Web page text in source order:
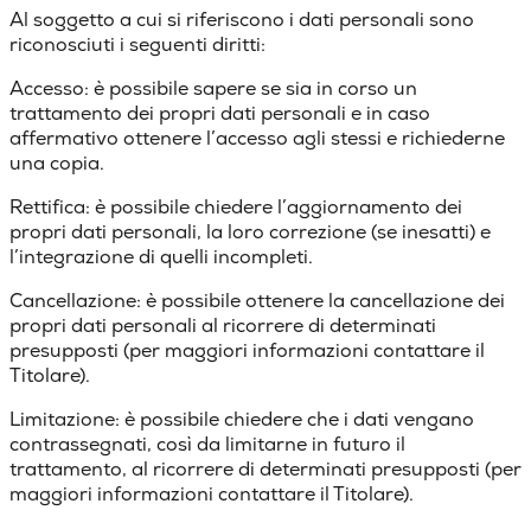
Al soggetto a cui si riferiscono i dati personali sono
riconosciuti i seguenti diritti:
Accesso: è possibile sapere se sia in corso un
trattamento dei propri dati personali e in caso
affermativo ottenere l’accesso agli stessi e richiederne
una copia.
Rettifica: è possibile chiedere l’aggiornamento dei
propri dati personali, la loro correzione (se inesatti) e
l’integrazione di quelli incompleti.
Cancellazione: è possibile ottenere la cancellazione dei
propri dati personali al ricorrere di determinati
presupposti (per maggiori informazioni contattare il
Titolare).
Limitazione: è possibile chiedere che i dati vengano
contrassegnati, così da limitarne in futuro il
trattamento, al ricorrere di determinati presupposti (per
maggiori informazioni contattare il Titolare).